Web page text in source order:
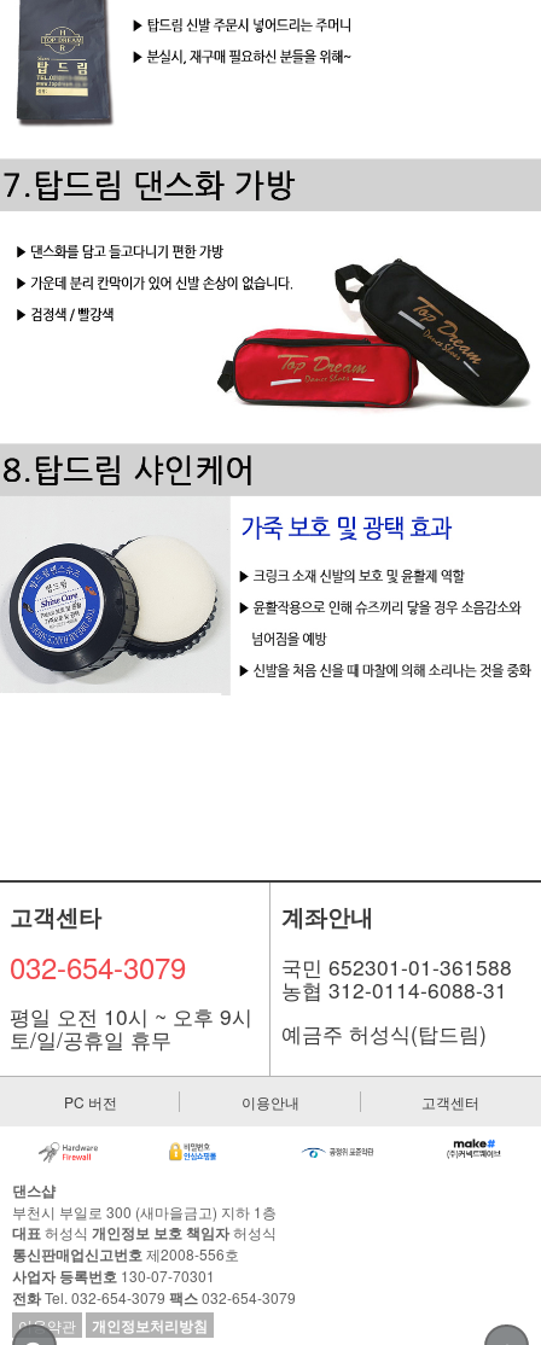
고객센타
032-654-3079
평일 오전 10시 ~ 오후 9시
토/일/공휴일 휴무
계좌안내
국민 652301-01-361588
농협 312-0114-6088-31
예금주 허성식(탑드림)
PC 버전 이용안내 고객센터
댄스샵
부천시 부일로 300 (새마을금고) 지하 1층
대표 허성식 개인정보 보호 책임자허성식
통신판매업신고번호 제2008-556호
사업자 등록번호 130-07-70301
전화Tel. 032-654-3079 팩스032-654-3079
이용약관
개인정보처리방침